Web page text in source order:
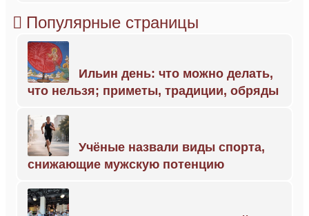
Популярные страницы
Ильин день: что можно делать,
что нельзя; приметы, традиции, обряды
Учёные назвали виды спорта,
снижающие мужскую потенцию